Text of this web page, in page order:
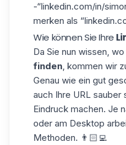
-“linkedin.com/in/
merken als
Wie können Sie Ihre
Da Sie nun wissen, wo
finden, kommen wir
Genau wie ein gut
auch Ihre URL sauber
Eindruck machen. Je
oder am Desktop
Methoden. 👨🏻‍💻